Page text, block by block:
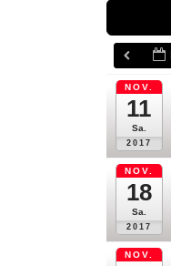
NOV.
11
Sa.
2017
NOV.
18
Sa.
2017
NOV.